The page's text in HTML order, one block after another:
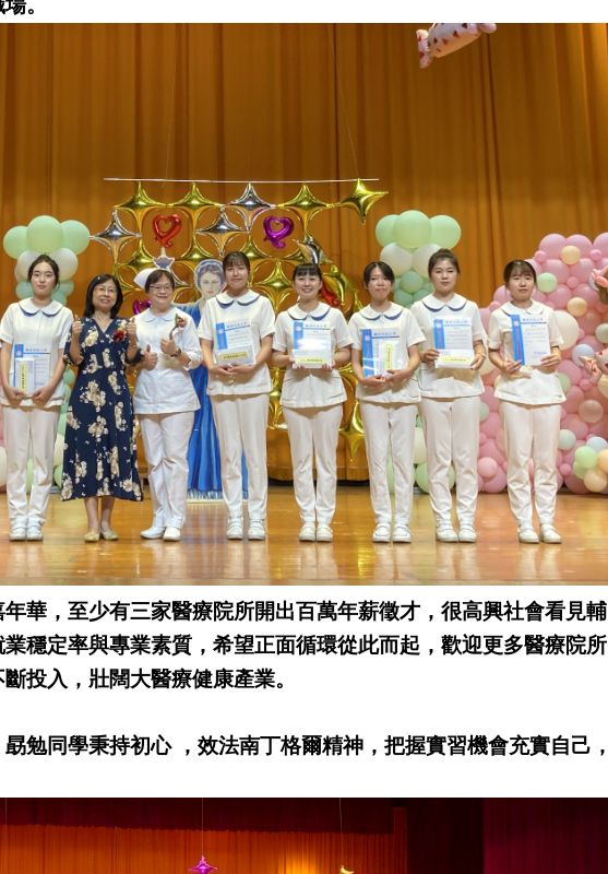
。
華，至少有三家醫療院所開出百萬年薪徵才，很高興社會看見輔
穩定率與專業素質，希望正面循環從此而起，歡迎更多醫療院所
投入，壯闊大醫療健康產業。
勉同學秉持初心 ，效法南丁格爾精神，把握實習機會充實自己，